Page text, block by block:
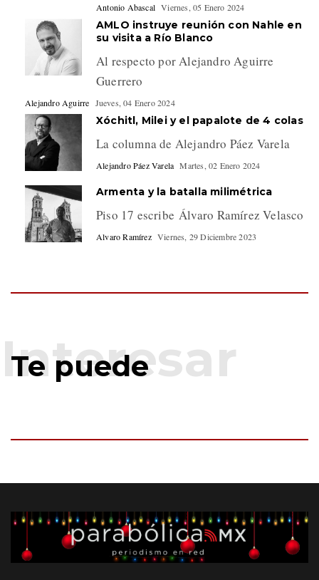
Antonio Abascal Viernes, 05 Enero 2024
AMLO instruye reunión con Nahle en
su visita a Río Blanco
Al respecto por Alejandro Aguirre
Guerrero
Alejandro Aguirre Jueves, 04 Enero 2024
Xóchitl, Milei y el papalote de 4 colas
La columna de Alejandro Páez Varela
Alejandro Páez Varela Martes, 02 Enero 2024
Armenta y la batalla milimétrica
Piso 17 escribe Álvaro Ramírez Velasco
Alvaro Ramírez Viernes, 29 Diciembre 2023
Te puede